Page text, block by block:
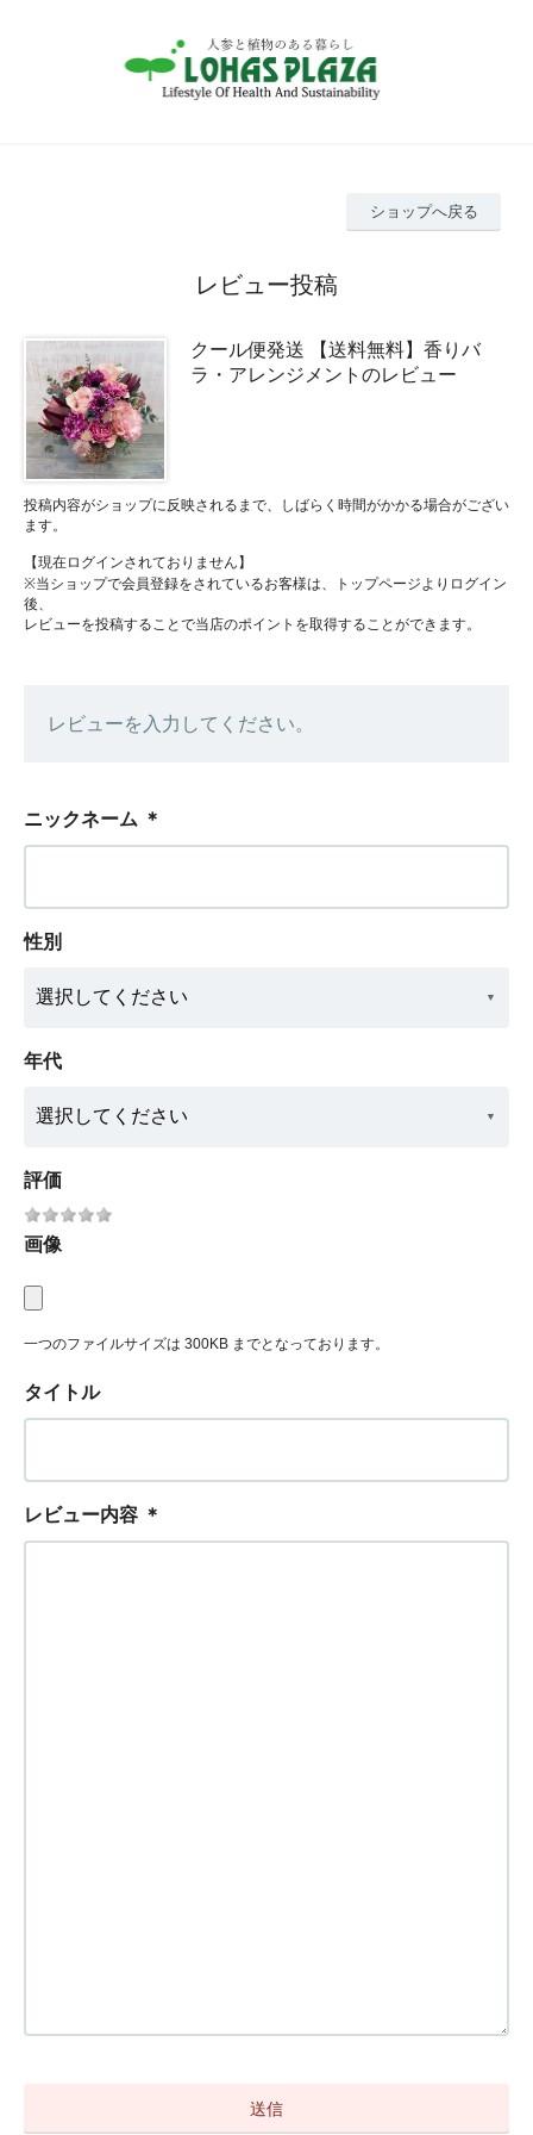
ショップへ戻る
レビュー投稿
クール便発送 【送料無料】香りバ
ラ・アレンジメントのレビュー
投稿内容がショップに反映されるまで、しばらく時間がかかる場合がござい
ます。
【現在ログインされておりません】
※当ショップで会員登録をされているお客様は、トップページよりログイン
後、
レビューを投稿することで当店のポイントを取得することができます。
レビューを入力してください。
ニックネーム ＊
性別
年代
評価
画像
一つのファイルサイズは 300KB までとなっております。
タイトル
レビュー内容 ＊